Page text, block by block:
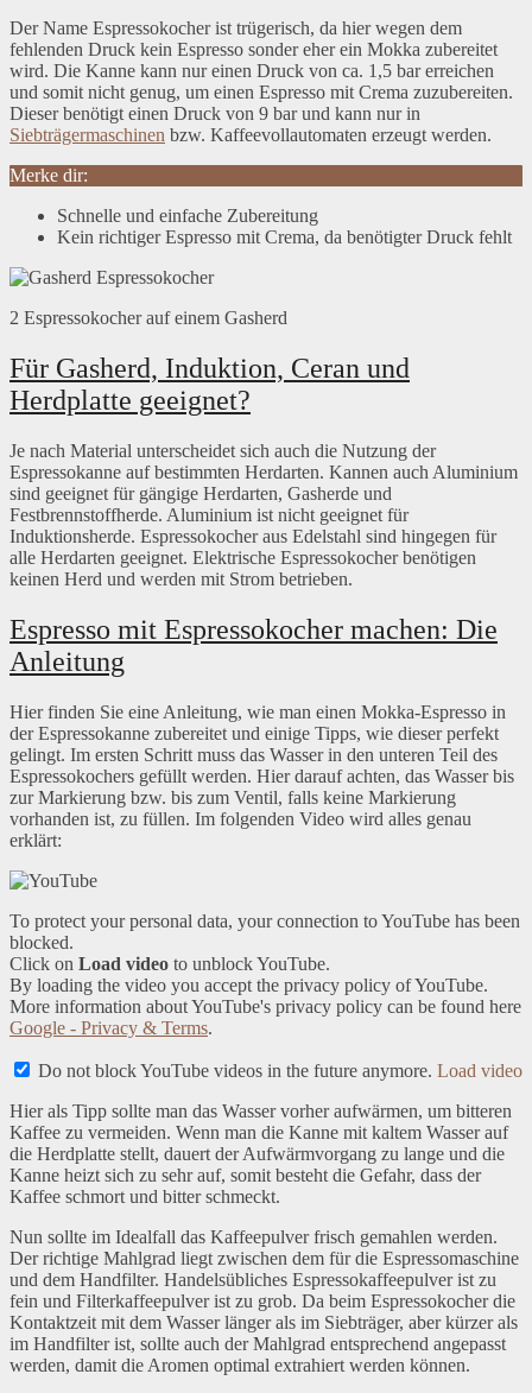
Der Name Espressokocher ist trügerisch, da hier wegen dem
fehlenden Druck kein Espresso sonder eher ein Mokka zubereitet
wird. Die Kanne kann nur einen Druck von ca. 1,5 bar erreichen
und somit nicht genug, um einen Espresso mit Crema zuzubereiten.
Dieser benötigt einen Druck von 9 bar und kann nur in
Siebträgermaschinen bzw. Kaffeevollautomaten erzeugt werden.
Merke dir:
Schnelle und einfache Zubereitung
Kein richtiger Espresso mit Crema, da benötigter Druck fehlt
2 Espressokocher auf einem Gasherd
Für Gasherd, Induktion, Ceran und
Herdplatte geeignet?
Je nach Material unterscheidet sich auch die Nutzung der
Espressokanne auf bestimmten Herdarten. Kannen auch Aluminium
sind geeignet für gängige Herdarten, Gasherde und
Festbrennstoffherde. Aluminium ist nicht geeignet für
Induktionsherde. Espressokocher aus Edelstahl sind hingegen für
alle Herdarten geeignet. Elektrische Espressokocher benötigen
keinen Herd und werden mit Strom betrieben.
Espresso mit Espressokocher machen: Die
Anleitung
Hier finden Sie eine Anleitung, wie man einen Mokka-Espresso in
der Espressokanne zubereitet und einige Tipps, wie dieser perfekt
gelingt. Im ersten Schritt muss das Wasser in den unteren Teil des
Espressokochers gefüllt werden. Hier darauf achten, das Wasser bis
zur Markierung bzw. bis zum Ventil, falls keine Markierung
vorhanden ist, zu füllen. Im folgenden Video wird alles genau
erklärt:
To protect your personal data, your connection to YouTube has been
blocked.
Click on Load video to unblock YouTube.
By loading the video you accept the privacy policy of YouTube.
More information about YouTube's privacy policy can be found here
Google - Privacy & Terms.
Do not block YouTube videos in the future anymore. Load video
Hier als Tipp sollte man das Wasser vorher aufwärmen, um bitteren
Kaffee zu vermeiden. Wenn man die Kanne mit kaltem Wasser auf
die Herdplatte stellt, dauert der Aufwärmvorgang zu lange und die
Kanne heizt sich zu sehr auf, somit besteht die Gefahr, dass der
Kaffee schmort und bitter schmeckt.
Nun sollte im Idealfall das Kaffeepulver frisch gemahlen werden.
Der richtige Mahlgrad liegt zwischen dem für die Espressomaschine
und dem Handfilter. Handelsübliches Espressokaffeepulver ist zu
fein und Filterkaffeepulver ist zu grob. Da beim Espressokocher die
Kontaktzeit mit dem Wasser länger als im Siebträger, aber kürzer als
im Handfilter ist, sollte auch der Mahlgrad entsprechend angepasst
werden, damit die Aromen optimal extrahiert werden können.